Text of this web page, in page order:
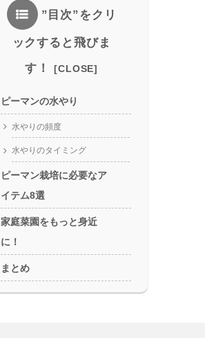
”目次”をクリ
ックすると飛びま
す！
ピーマンの水やり
水やりの頻度
水やりのタイミング
ピーマン栽培に必要なア
イテム8選
家庭菜園をもっと身近
に！
まとめ